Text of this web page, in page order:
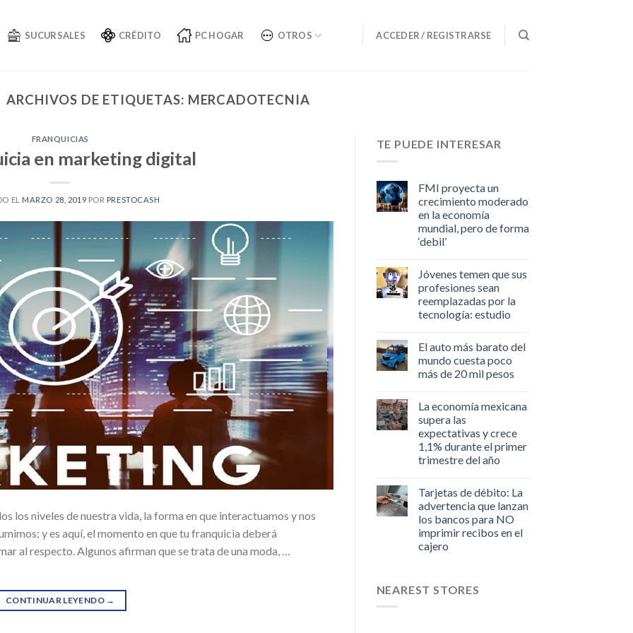
SUCURSALES CRÉDITO PC HOGAR OTROS ACCEDER / REGISTRARSE
ARCHIVOS DE ETIQUETAS: MERCADOTECNIA
FRANQUICIAS
en marketing digital
EL MARZO 28, 2019 POR PRESTOCASH
los niveles de nuestra vida, la forma en que interactuamos y nos
y es aquí, el momento en que tu franquicia deberá
al respecto. Algunos afirman que se trata de una moda, …
CONTINUAR LEYENDO →
TE PUEDE INTERESAR
FMI proyecta un
crecimiento moderado
en la economía
mundial, pero de forma
‘debil’
Jóvenes temen que sus
profesiones sean
reemplazadas por la
tecnología: estudio
El auto más barato del
mundo cuesta poco
más de 20 mil pesos
La economía mexicana
supera las
expectativas y crece
1,1% durante el primer
trimestre del año
Tarjetas de débito: La
advertencia que lanzan
los bancos para NO
imprimir recibos en el
cajero
NEAREST STORES